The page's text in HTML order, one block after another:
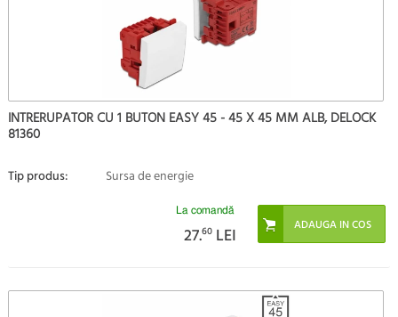
INTRERUPATOR CU 1 BUTON EASY 45 - 45 X 45 MM ALB, DELOCK
81360
Tip produs: Sursa de energie
La comandă
27.60 LEI